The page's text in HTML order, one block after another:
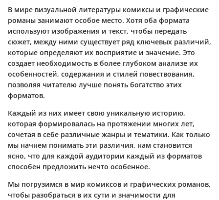
В мире визуальной литературы комиксы и графические
романы занимают особое место. Хотя оба формата
используют изображения и текст, чтобы передать
сюжет, между ними существует ряд ключевых различий,
которые определяют их восприятие и значение. Это
создает необходимость в более глубоком анализе их
особенностей, содержания и стилей повествования,
позволяя читателю лучше понять богатство этих
форматов.
Каждый из них имеет свою уникальную историю,
которая формировалась на протяжении многих лет,
сочетая в себе различные жанры и тематики. Как только
мы начнем понимать эти различия, нам становится
ясно, что для каждой аудитории каждый из форматов
способен предложить нечто особенное.
Мы погрузимся в мир комиксов и графических романов,
чтобы разобраться в их сути и значимости для